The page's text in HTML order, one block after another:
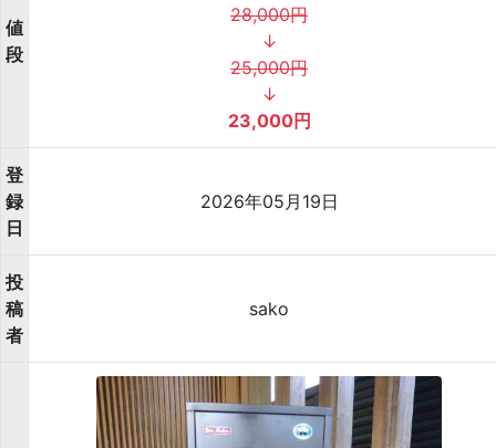
値
段
28,000円
↓
25,000円
↓
23,000円
登
録
日
2026年05月19日
投
稿
者
sako